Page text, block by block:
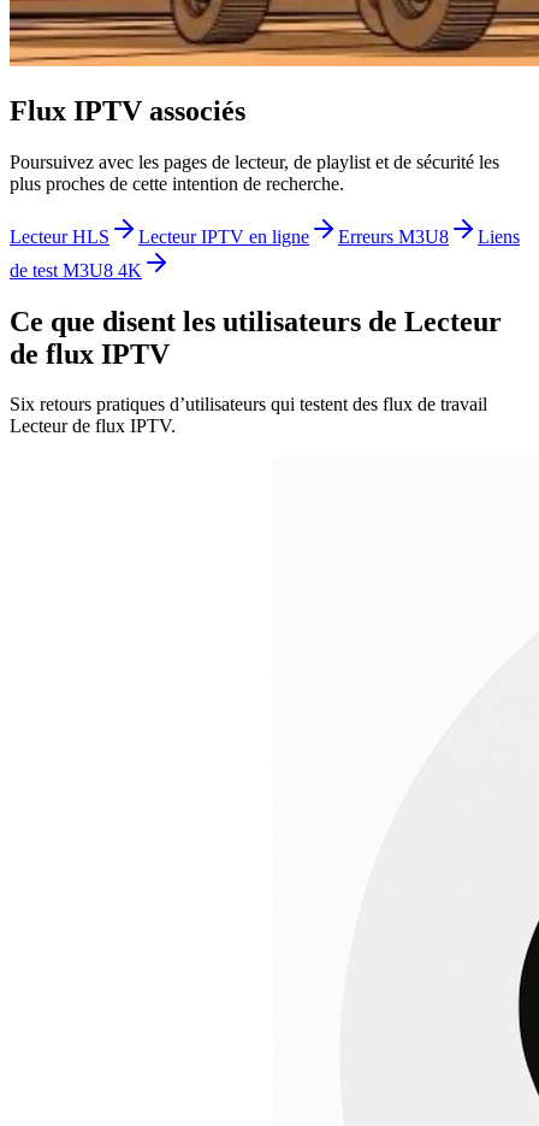
Flux IPTV associés
Poursuivez avec les pages de lecteur, de playlist et de sécurité les
plus proches de cette intention de recherche.
Lecteur HLS Lecteur IPTV en ligne Erreurs M3U8
Liens
de test M3U8 4K
Ce que disent les utilisateurs de Lecteur
de flux IPTV
Six retours pratiques d’utilisateurs qui testent des flux de travail
Lecteur de flux IPTV.